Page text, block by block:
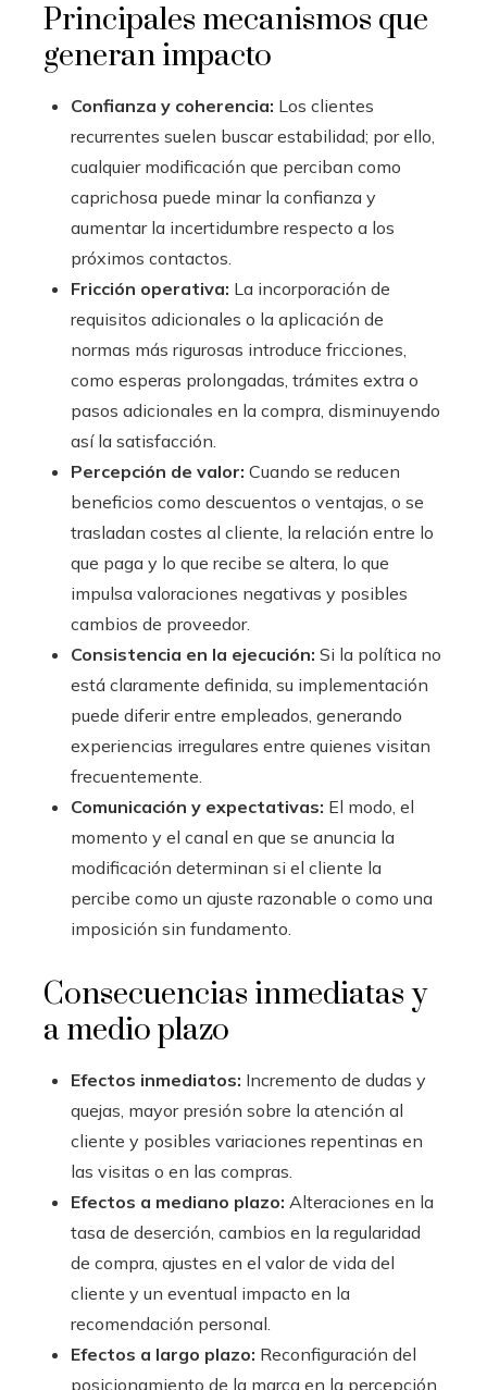
Principales mecanismos que
generan impacto
Confianza y coherencia: Los clientes
recurrentes suelen buscar estabilidad; por ello,
cualquier modificación que perciban como
caprichosa puede minar la confianza y
aumentar la incertidumbre respecto a los
próximos contactos.
Fricción operativa: La incorporación de
requisitos adicionales o la aplicación de
normas más rigurosas introduce fricciones,
como esperas prolongadas, trámites extra o
pasos adicionales en la compra, disminuyendo
así la satisfacción.
Percepción de valor: Cuando se reducen
beneficios como descuentos o ventajas, o se
trasladan costes al cliente, la relación entre lo
que paga y lo que recibe se altera, lo que
impulsa valoraciones negativas y posibles
cambios de proveedor.
Consistencia en la ejecución: Si la política no
está claramente definida, su implementación
puede diferir entre empleados, generando
experiencias irregulares entre quienes visitan
frecuentemente.
Comunicación y expectativas: El modo, el
momento y el canal en que se anuncia la
modificación determinan si el cliente la
percibe como un ajuste razonable o como una
imposición sin fundamento.
Consecuencias inmediatas y
a medio plazo
Efectos inmediatos: Incremento de dudas y
quejas, mayor presión sobre la atención al
cliente y posibles variaciones repentinas en
las visitas o en las compras.
Efectos a mediano plazo: Alteraciones en la
tasa de deserción, cambios en la regularidad
de compra, ajustes en el valor de vida del
cliente y un eventual impacto en la
recomendación personal.
Efectos a largo plazo: Reconfiguración del
posicionamiento de la marca en la percepción